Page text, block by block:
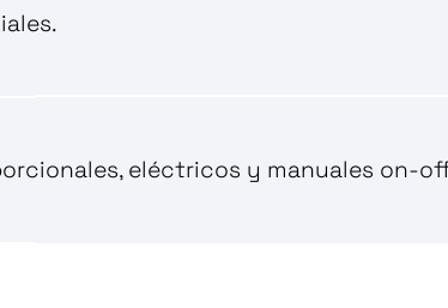
eléctricos y manuales on-